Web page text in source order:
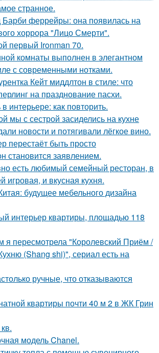
странное.
феррейры: она появилась на
хоррора "Лицо Смерти".
первый Ironman 70.
комнаты выполнен в элегантном
с современными нотками.
Кейт миддлтон в стиле: что
на празднование пасхи.
интерьере: как повторить.
мы с сестрой засиделись на кухне
новости и потягивали лёгкое вино.
перестаёт быть просто
становится заявлением.
есть любимый семейный ресторан, в
игровая, и вкусная кухня.
будущее мебельного дизайна
интерьер квартиры, площадью 118
я пересмотрела "Королевский Приём /
(Shang shi)", сериал есть на
ручные, что отказываются
квартиры почти 40 м 2 в ЖК Грин
модель Chanel.